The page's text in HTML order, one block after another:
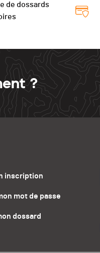
de dossards
?
inscription
mot de passe
dossard